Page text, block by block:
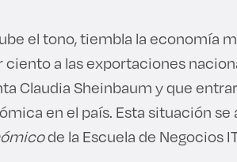
el tono, tiembla la economía
a las exportaciones
Claudia Sheinbaum y que
en el país. Esta situación
de la Escuela de Negocios